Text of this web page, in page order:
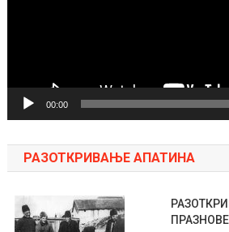
00:00
РАЗОТКРИВАЊЕ АПАТИНА